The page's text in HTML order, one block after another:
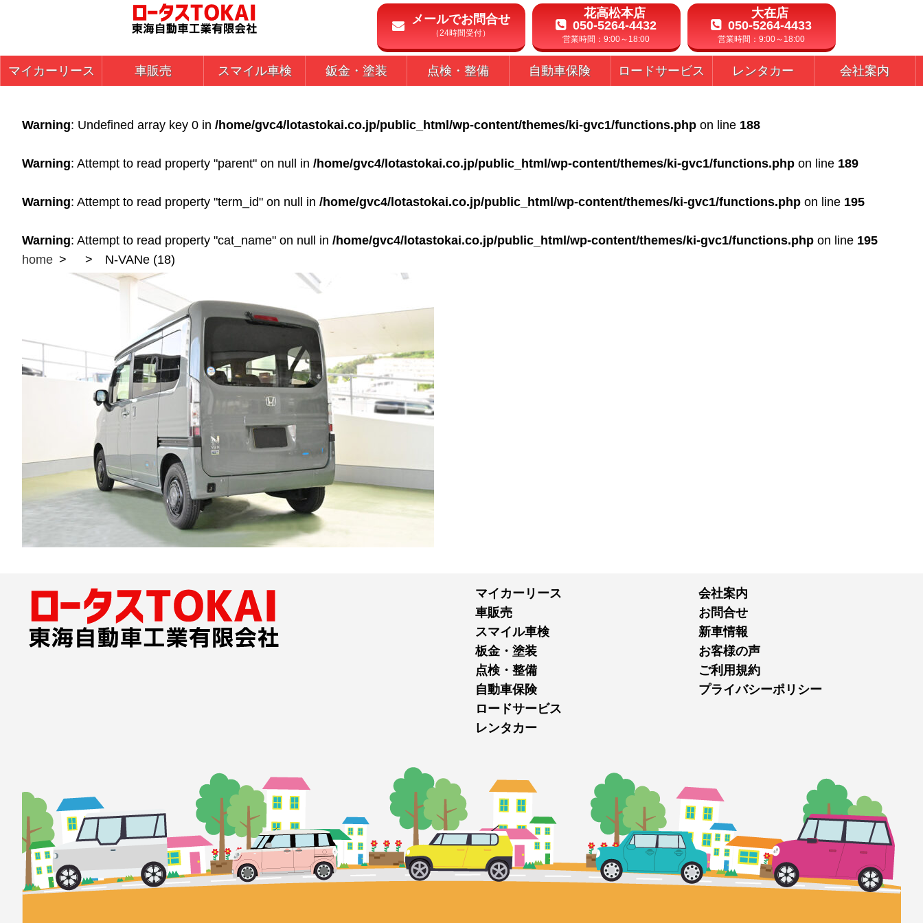
メールでお問合せ
（24時間受付）
花高松本店
050-5264-4432
営業時間：9:00～18:00
大在店
050-5264-4433
営業時間：9:00～18:00
マイカーリース 車販売 スマイル車検 鈑金・塗装 点検・整備 自動車保険 ロードサービス レンタカー 会社案内
Warning: Undefined array key 0 in /home/gvc4/lotastokai.co.jp/public_html/wp-content/themes/ki-gvc1/functions.php on line 188
Warning: Attempt to read property "parent" on null in /home/gvc4/lotastokai.co.jp/public_html/wp-content/themes/ki-gvc1/functions.php on line 189
Warning: Attempt to read property "term_id" on null in /home/gvc4/lotastokai.co.jp/public_html/wp-content/themes/ki-gvc1/functions.php on line 195
Warning: Attempt to read property "cat_name" on null in /home/gvc4/lotastokai.co.jp/public_html/wp-content/themes/ki-gvc1/functions.php on line 195
home
N-VANe (18)
マイカーリース
車販売
スマイル車検
板金・塗装
点検・整備
自動車保険
ロードサービス
レンタカー
会社案内
お問合せ
新車情報
お客様の声
ご利用規約
プライバシーポリシー